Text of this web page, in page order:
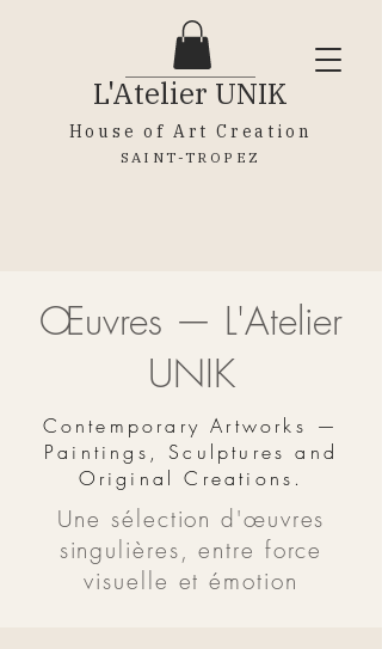
L'Atelier UNIK
House of Art Creation
SAINT-TROPEZ
Œuvres — L'Atelier
UNIK
Contemporary Artworks —
Paintings, Sculptures and
Original Creations.
Une sélection d'œuvres
singulières, entre force
visuelle et émotion